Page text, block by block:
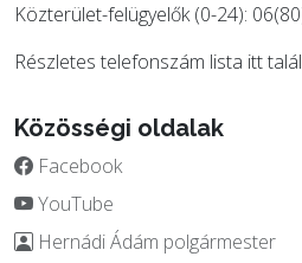
Közterület-felügyelők (0-24):
Részletes telefonszám lista itt
Közösségi oldalak
Facebook
YouTube
Hernádi Ádám polgármester